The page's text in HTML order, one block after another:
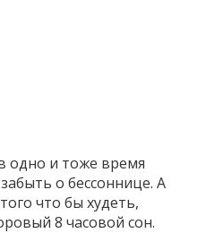
одно и тоже время
о бессоннице. А
что бы худеть,
8 часовой сон.